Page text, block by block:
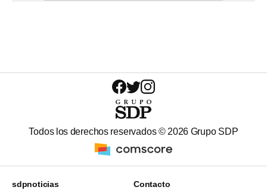
Todos los derechos reservados © 2026 Grupo SDP
sdpnoticias Contacto